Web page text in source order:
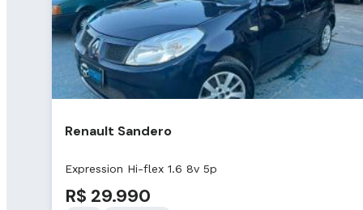
Renault Sandero
Expression Hi-flex 1.6 8v 5p
R$ 29.990